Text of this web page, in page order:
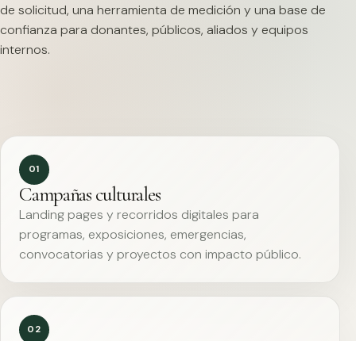
de solicitud, una herramienta de medición y una base de
confianza para donantes, públicos, aliados y equipos
internos.
01
Campañas culturales
Landing pages y recorridos digitales para
programas, exposiciones, emergencias,
convocatorias y proyectos con impacto público.
02